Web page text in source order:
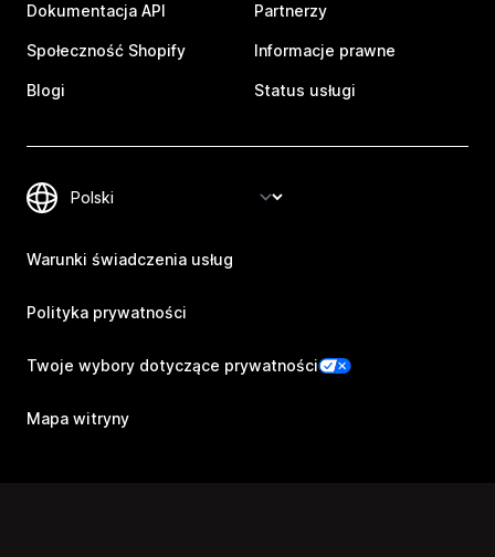
Dokumentacja API
Społeczność Shopify
Blogi
Partnerzy
Informacje prawne
Status usługi
Warunki świadczenia usług
Polityka prywatności
Twoje wybory dotyczące prywatności
Mapa witryny